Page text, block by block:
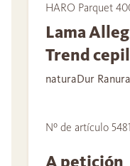
HARO Parquet
Lama
Trend
naturaDur
Nº de artículo